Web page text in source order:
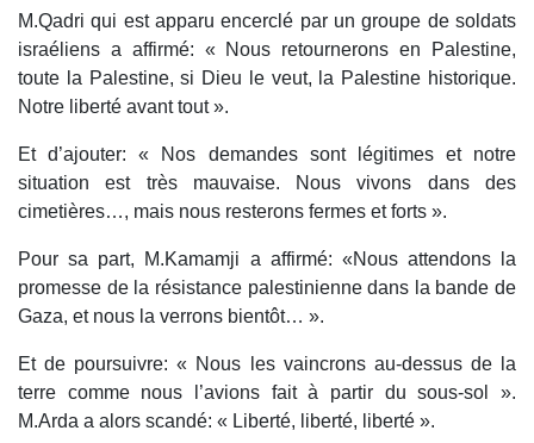
M.Qadri qui est apparu encerclé par un groupe de soldats
israéliens a affirmé: « Nous retournerons en Palestine,
toute la Palestine, si Dieu le veut, la Palestine historique.
Notre liberté avant tout ».
Et d’ajouter: « Nos demandes sont légitimes et notre
situation est très mauvaise. Nous vivons dans des
cimetières…, mais nous resterons fermes et forts ».
Pour sa part, M.Kamamji a affirmé: «Nous attendons la
promesse de la résistance palestinienne dans la bande de
Gaza, et nous la verrons bientôt… ».
Et de poursuivre: « Nous les vaincrons au-dessus de la
terre comme nous l’avions fait à partir du sous-sol ».
M.Arda a alors scandé: « Liberté, liberté, liberté ».